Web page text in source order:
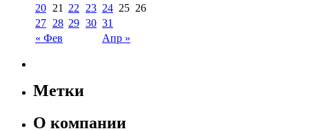
« Фев Апр »
20 21 22 23 24 25 26
27 28 29 30 31
Метки
О компании